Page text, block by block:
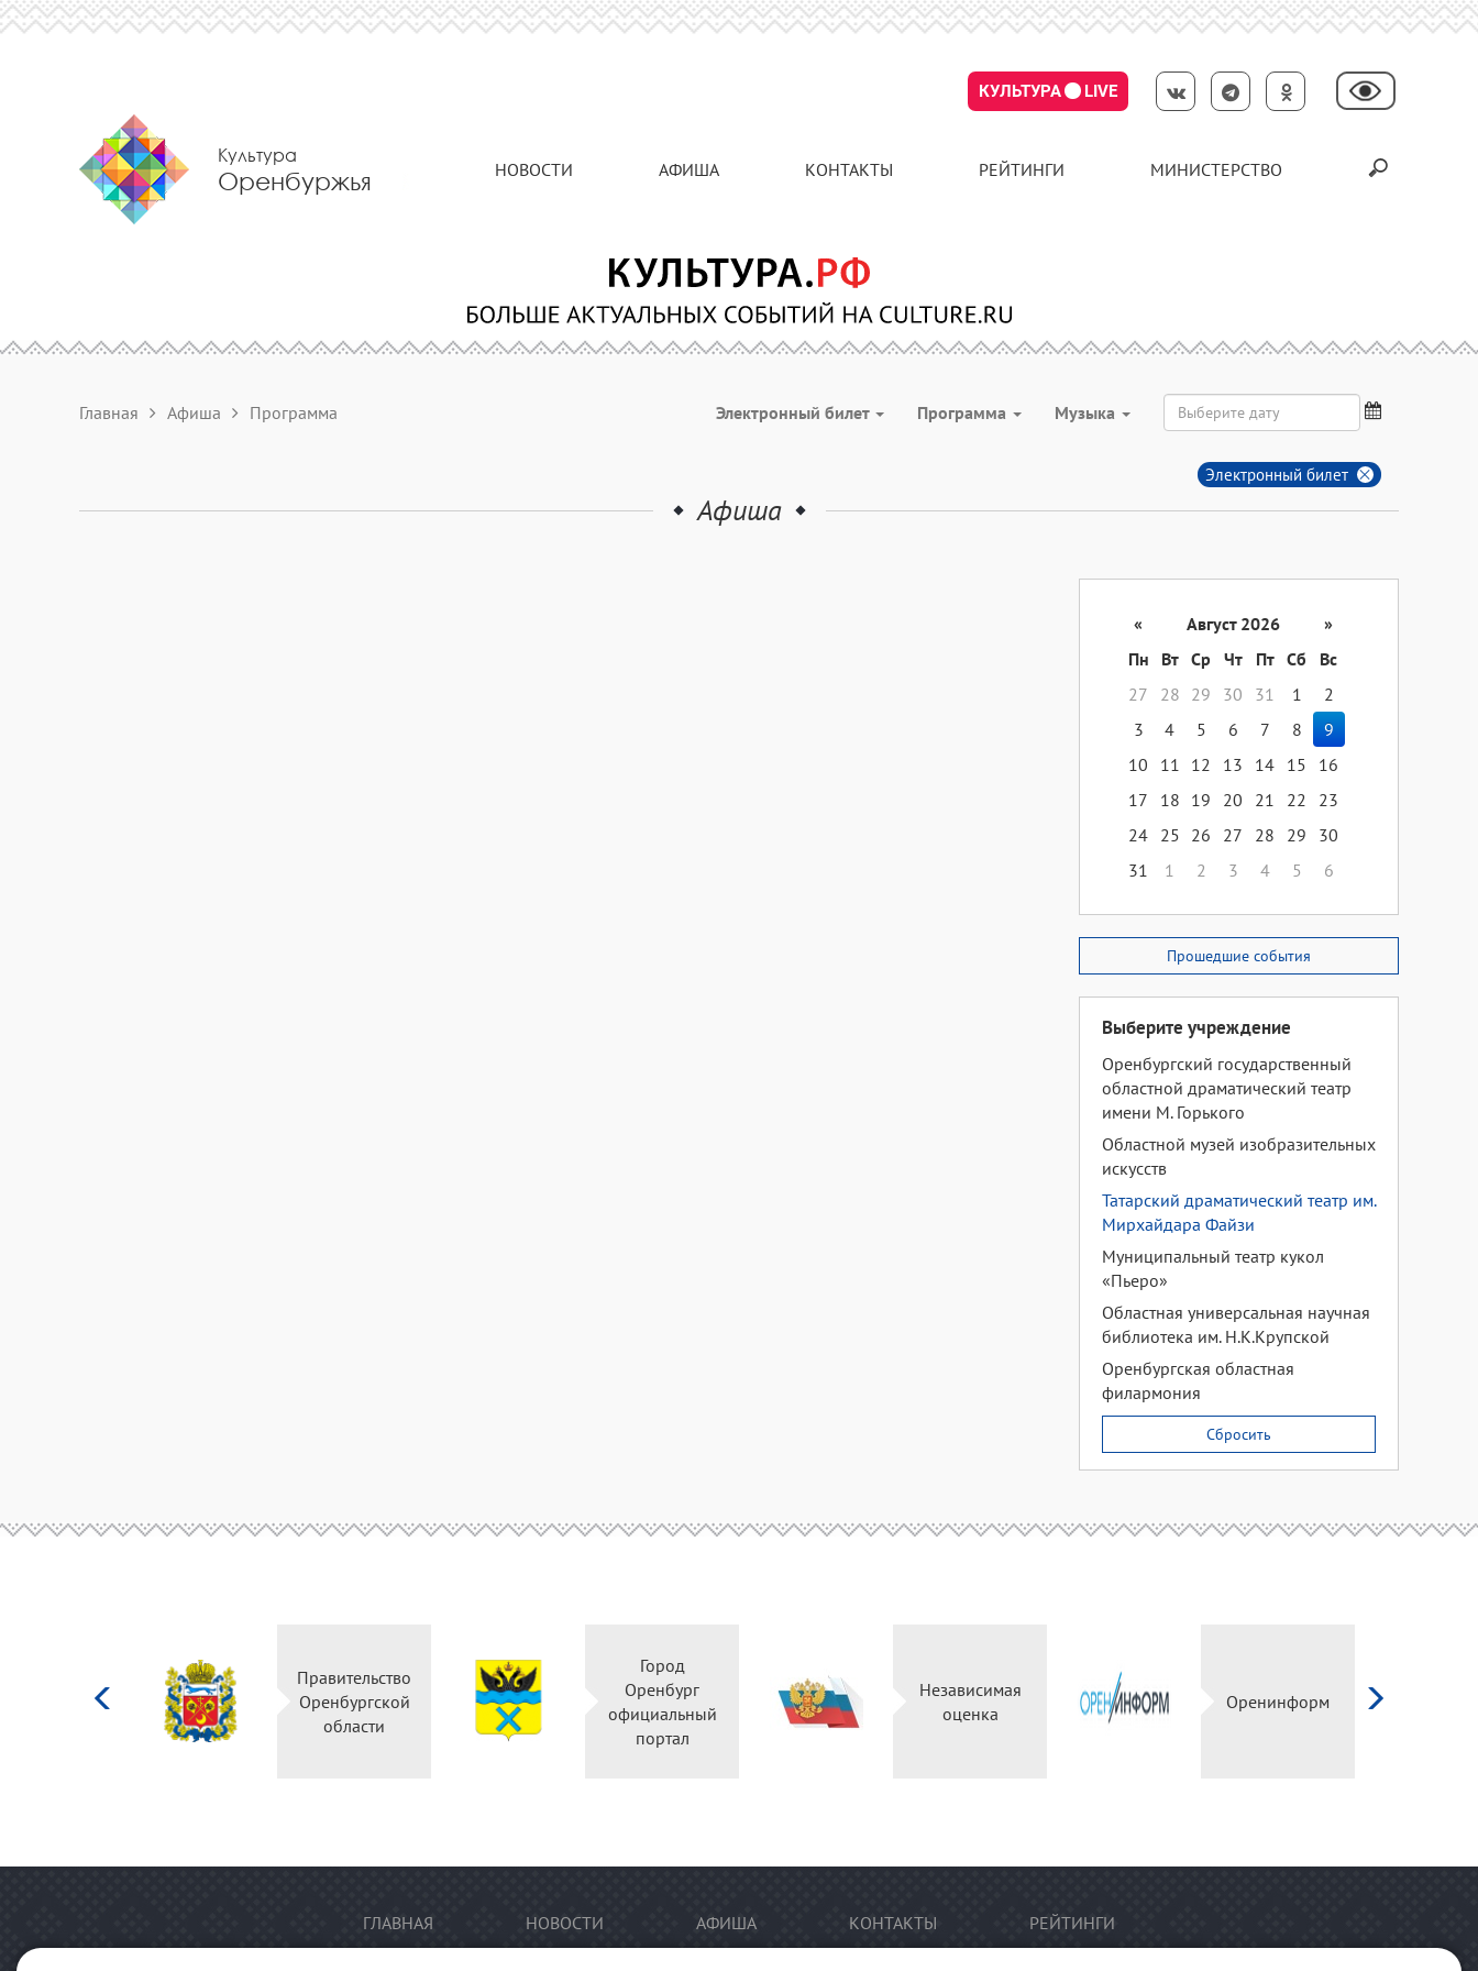
КУЛЬТУРА LIVE
Культура
Оренбуржья НОВОСТИ АФИША КОНТАКТЫ РЕЙТИНГИ МИНИСТЕРСТВО
Главная Афиша Программа Электронный билет Программа Музыка
Электронный билет
Афиша
« Август 2026
»
Пн
Вт Ср Чт Пт Сб
Вс
27
28 29 30 31 1
2
3
4 5 6 7 8
9
10
11 12 13 14 15
16
17
18 19 20 21 22
23
24 25 26 27 28 29
30
31
1 2 3 4 5 6
Прошедшие события
Выберите учреждение
Оренбургский государственный
областной драматический театр
имени М. Горького
Областной музей изобразительных
искусств
Татарский драматический театр им.
Мирхайдара Файзи
Муниципальный театр кукол
«Пьеро»
Областная универсальная научная
библиотека им. Н.К.Крупской
Оренбургская областная
филармония
Сбросить
Правительство
Оренбургской
области
Город
Оренбург
официальный
портал
Независимая
оценка
Оренинформ
ГЛАВНАЯ НОВОСТИ АФИША КОНТАКТЫ РЕЙТИНГИ